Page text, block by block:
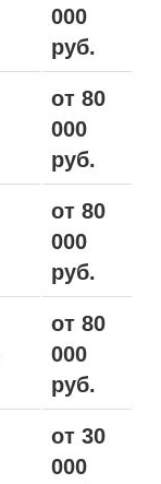
000
руб.
от 80
000
руб.
от 80
000
руб.
от 80
000
руб.
от 30
000